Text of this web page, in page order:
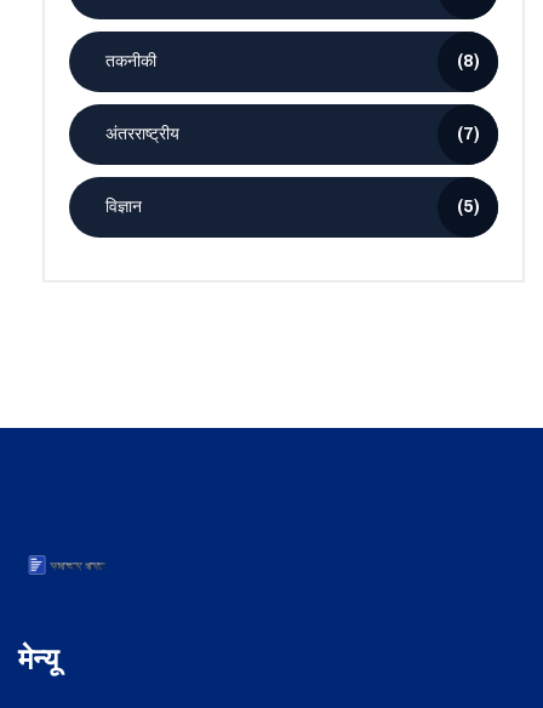
तकनीकी (8)
अंतरराष्ट्रीय (7)
विज्ञान (5)
मेन्यू